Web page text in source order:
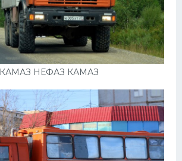
КАМАЗ НЕФАЗ КАМАЗ